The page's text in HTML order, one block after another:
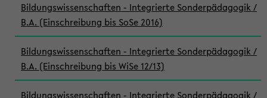
Bildungswissenschaften - Integrierte Sonderpädagogik /
B.A. (Einschreibung bis SoSe 2016)
Bildungswissenschaften - Integrierte Sonderpädagogik /
B.A. (Einschreibung bis WiSe 12/13)
Bildungswissenschaften - Integrierte Sonderpädagogik /